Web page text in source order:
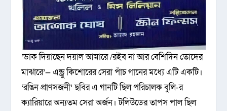
‘ডাক দিয়াছেন দয়াল আমারে /রইব না আর বেশিদিন তোদের
মাঝারে’— এন্ড্রু কিশোরের সেরা পাঁচ গানের মধ্যে এটি একটি।
‘রঙিন প্রাণসজনী’ ছবির এ গানটি ছিল পরিচালক বুলি-র
ক্যারিয়ারে অন্যতম সেরা অর্জন। টলিউডের তাপস পাল ছিল